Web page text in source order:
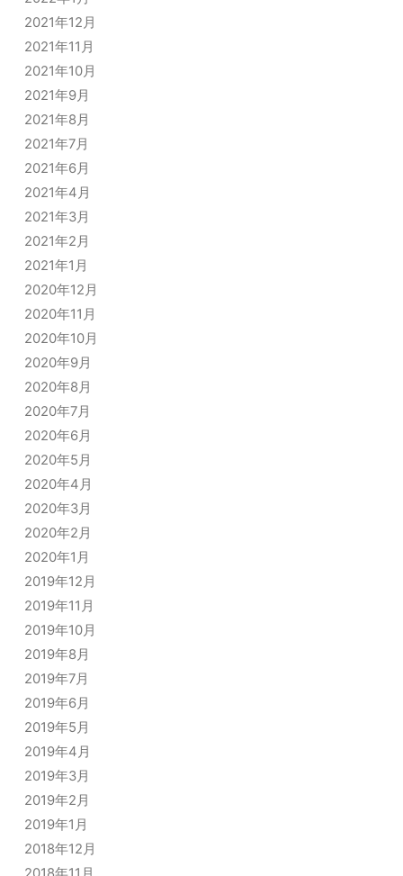
2021年12月
2021年11月
2021年10月
2021年9月
2021年8月
2021年7月
2021年6月
2021年4月
2021年3月
2021年2月
2021年1月
2020年12月
2020年11月
2020年10月
2020年9月
2020年8月
2020年7月
2020年6月
2020年5月
2020年4月
2020年3月
2020年2月
2020年1月
2019年12月
2019年11月
2019年10月
2019年8月
2019年7月
2019年6月
2019年5月
2019年4月
2019年3月
2019年2月
2019年1月
2018年12月